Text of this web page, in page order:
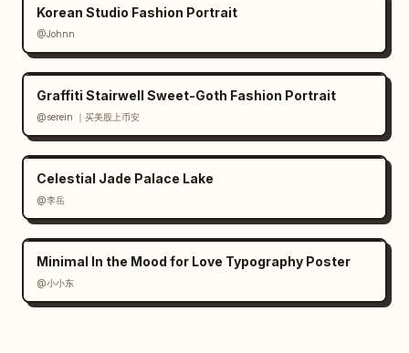
Korean Studio Fashion Portrait
@Johnn
Graffiti Stairwell Sweet-Goth Fashion Portrait
@serein ｜买美股上币安
Celestial Jade Palace Lake
@李岳
Minimal In the Mood for Love Typography Poster
@小小东